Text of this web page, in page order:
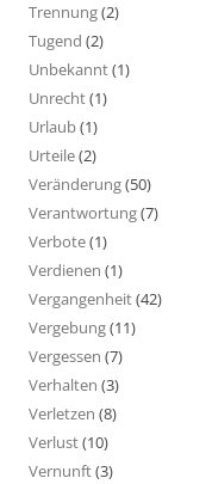
Trennung(2)
Tugend (2)
Unbekannt(1)
Unrecht(1)
Urlaub(1)
Urteile(2)
Veränderung(50)
Verantwortung(7)
Verbote(1)
Verdienen (1)
Vergangenheit(42)
Vergebung(11)
Vergessen (7)
Verhalten (3)
Verletzen (8)
Verlust(10)
Vernunft(3)